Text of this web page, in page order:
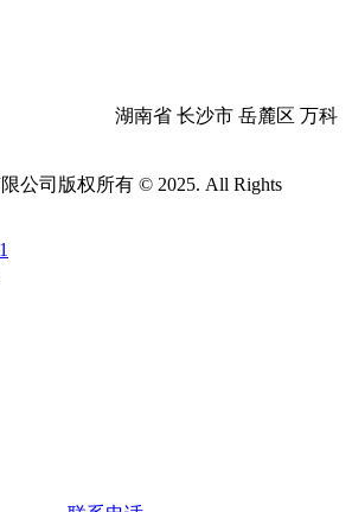
湖南省 长沙市 岳麓区 万科
公司版权所有 © 2025. All Rights